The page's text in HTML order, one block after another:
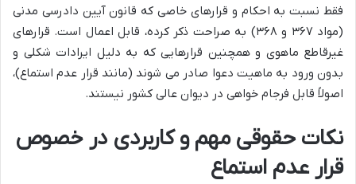
فقط نسبت به احکام و قرارهای خاصی که قانون آیین دادرسی مدنی
(مواد ۳۶۷ و ۳۶۸) به صراحت ذکر کرده، قابل اعمال است. قرارهای
غیرقاطع ماهوی و همچنین قرارهایی که به دلیل ایرادات شکلی و
بدون ورود به ماهیت دعوا صادر می شوند (مانند قرار عدم استماع)،
اصولاً قابل فرجام خواهی در دیوان عالی کشور نیستند.
نکات حقوقی مهم و کاربردی در خصوص
قرار عدم استماع